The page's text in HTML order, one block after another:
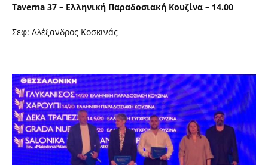
Taverna 37 – Ελληνική Παραδοσιακή Κουζίνα – 14.00
Σεφ: Αλέξανδρος Κοσκινάς